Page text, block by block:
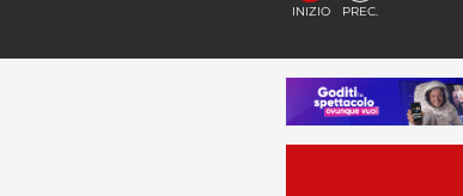
INIZIO PREC.